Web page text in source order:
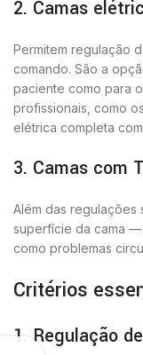
2. Camas
Permitem regulação
comando. São a
paciente como para
profissionais, como
elétrica completa
3. Camas com
Além das regulações
superfície da cama —
como problemas
Critérios
1. Regulação